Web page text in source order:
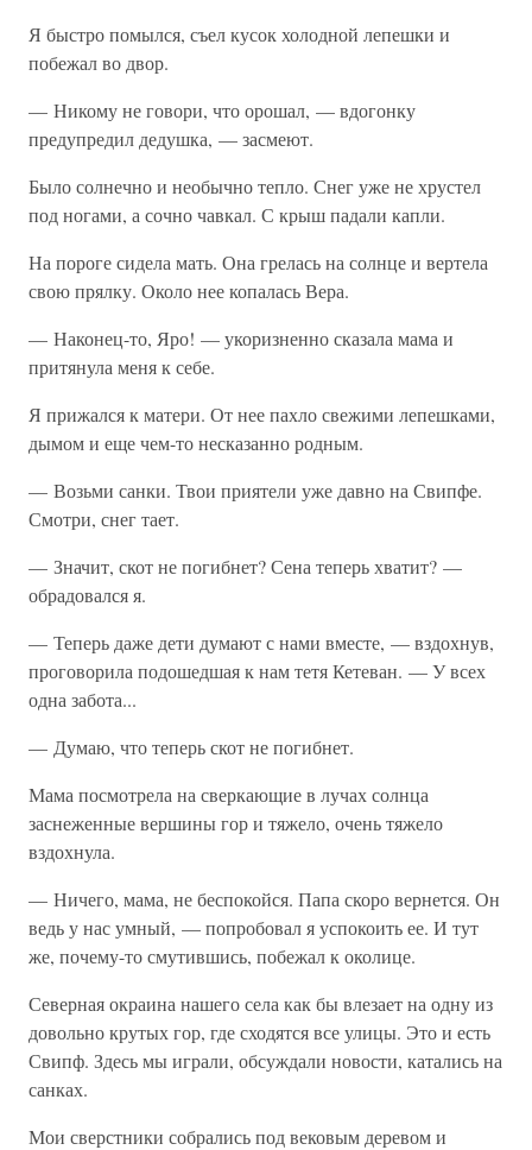
Я быстро помылся, съел кусок холодной лепешки и
побежал во двор.
— Никому не говори, что орошал, — вдогонку
предупредил дедушка, — засмеют.
Было солнечно и необычно тепло. Снег уже не хрустел
под ногами, а сочно чавкал. С крыш падали капли.
На пороге сидела мать. Она грелась на солнце и вертела
свою прялку. Около нее копалась Вера.
— Наконец-то, Яро! — укоризненно сказала мама и
притянула меня к себе.
Я прижался к матери. От нее пахло свежими лепешками,
дымом и еще чем-то несказанно родным.
— Возьми санки. Твои приятели уже давно на Свипфе.
Смотри, снег тает.
— Значит, скот не погибнет? Сена теперь хватит? —
обрадовался я.
— Теперь даже дети думают с нами вместе, — вздохнув,
проговорила подошедшая к нам тетя Кетеван. — У всех
одна забота...
— Думаю, что теперь скот не погибнет.
Мама посмотрела на сверкающие в лучах солнца
заснеженные вершины гор и тяжело, очень тяжело
вздохнула.
— Ничего, мама, не беспокойся. Папа скоро вернется. Он
ведь у нас умный, — попробовал я успокоить ее. И тут
же, почему-то смутившись, побежал к околице.
Северная окраина нашего села как бы влезает на одну из
довольно крутых гор, где сходятся все улицы. Это и есть
Свипф. Здесь мы играли, обсуждали новости, катались на
санках.
Мои сверстники собрались под вековым деревом и